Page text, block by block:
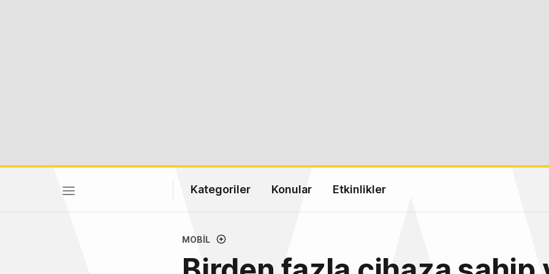
Kategoriler Konular Etkinlikler
MOBIL